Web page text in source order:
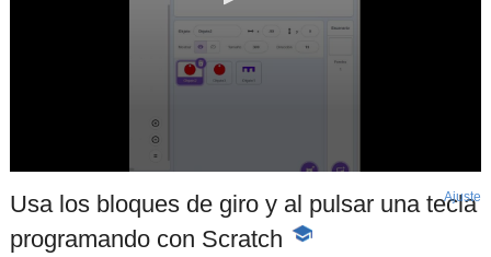
Usa los bloques de giro y al pulsar una tecla
programando con Scratch
-
Ajuste